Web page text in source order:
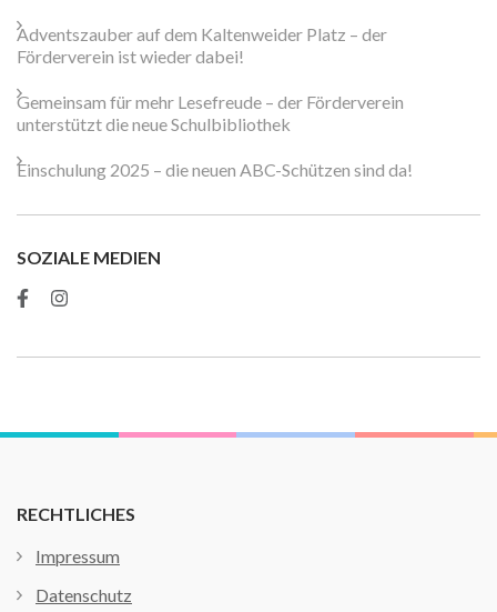
Adventszauber auf dem Kaltenweider Platz – der
Förderverein ist wieder dabei!
Gemeinsam für mehr Lesefreude – der Förderverein
unterstützt die neue Schulbibliothek
Einschulung 2025 – die neuen ABC-Schützen sind da!
SOZIALE MEDIEN
RECHTLICHES
Impressum
Datenschutz